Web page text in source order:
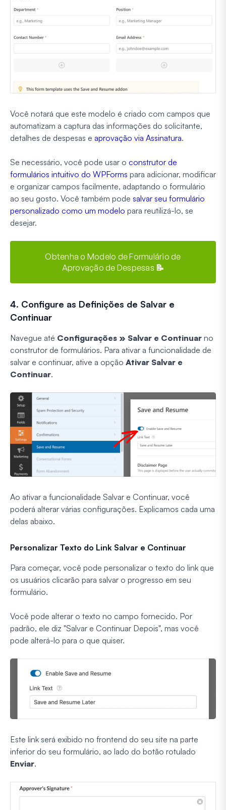
Você notará que este modelo é criado com campos que
automatizam a captura das informações do solicitante,
detalhes de despesas e aprovação via Assinatura.
Se necessário, você pode usar o construtor de
formulários intuitivo do WPForms para adicionar, modificar
e organizar campos facilmente, adaptando o formulário
ao seu gosto. Você também pode salvar seu formulário
personalizado como um modelo para reutilizá-lo, se
desejar.
Obtenha o Modelo de Formulário de
Aprovação de Despesas 📝
4. Configure as Definições de Salvar e
Continuar
Navegue até Configurações » Salvar e Continuar no
construtor de formulários. Para ativar a funcionalidade de
salvar e continuar, ative a opção Ativar Salvar e
Continuar.
Ao ativar a funcionalidade Salvar e Continuar, você
poderá alterar várias configurações. Explicamos cada uma
delas abaixo.
Personalizar Texto do Link Salvar e Continuar
Para começar, você pode personalizar o texto do link que
os usuários clicarão para salvar o progresso em seu
formulário.
Você pode alterar o texto no campo fornecido. Por
padrão, ele diz "Salvar e Continuar Depois", mas você
pode alterá-lo para o que quiser.
Este link será exibido no frontend do seu site na parte
inferior do seu formulário, ao lado do botão rotulado
Enviar.